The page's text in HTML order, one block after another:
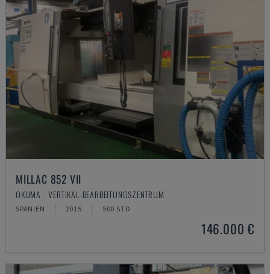
MILLAC 852 VII
OKUMA - VERTIKAL-BEARBEITUNGSZENTRUM
SPANIEN 2015 500 STD
146.000 €